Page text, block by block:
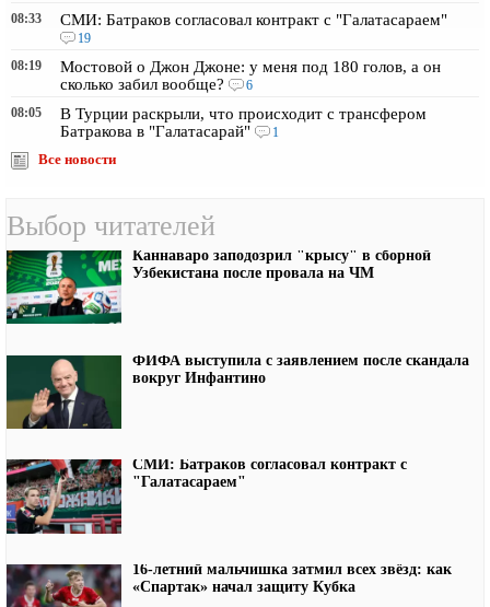
08:33
СМИ: Батраков согласовал контракт с "Галатасараем"
19
08:19
Мостовой о Джон Джоне: у меня под 180 голов, а он
сколько забил вообще?
6
08:05
В Турции раскрыли, что происходит с трансфером
Батракова в "Галатасарай"
1
Все новости
Выбор читателей
Каннаваро заподозрил "крысу" в сборной
Узбекистана после провала на ЧМ
ФИФА выступила с заявлением после скандала
вокруг Инфантино
СМИ: Батраков согласовал контракт с
"Галатасараем"
16-летний мальчишка затмил всех звёзд: как
«Спартак» начал защиту Кубка